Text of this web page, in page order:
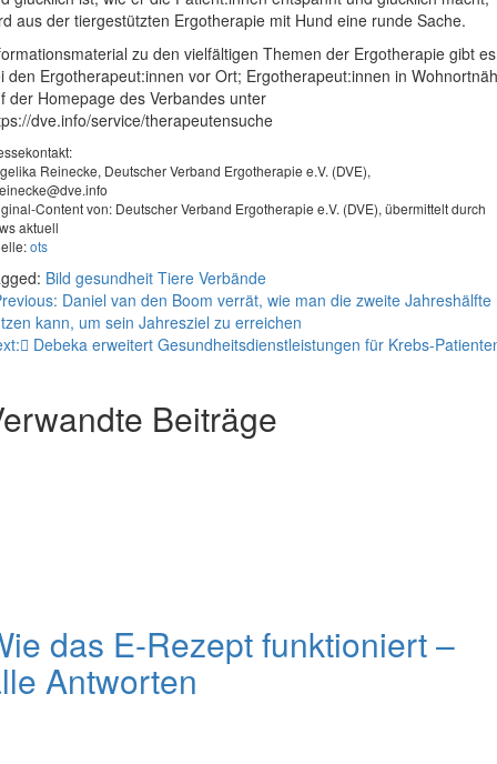
aus der tiergestützten Ergotherapie mit Hund eine runde Sache.
zu den vielfältigen Themen der Ergotherapie gibt es
den Ergotherapeut:innen vor Ort; Ergotherapeut:innen in
der Homepage des Verbandes unter
dve.info/service/therapeutensuche
Reinecke, Deutscher Verband Ergotherapie e.V. (DVE),
Content von: Deutscher Verband Ergotherapie e.V. (DVE), übermittelt durch
aktuell
ots
Bild gesundheit Tiere Verbände
Daniel van den Boom verrät, wie man die zweite Jahreshälfte
kann, um sein Jahresziel zu erreichen
Debeka erweitert Gesundheitsdienstleistungen für Krebs-
Beiträge
das E-Rezept funktioniert –
Antworten